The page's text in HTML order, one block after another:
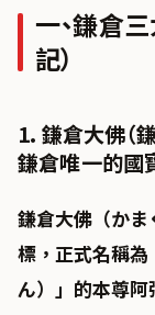
一、鎌倉
記）
1. 鎌倉大佛（
鎌倉唯一的國
鎌倉大佛（かま
標，正式名稱為
ん） 」的本尊阿